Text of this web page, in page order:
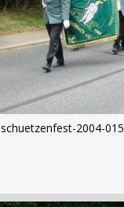
schuetzenfest-2004-015